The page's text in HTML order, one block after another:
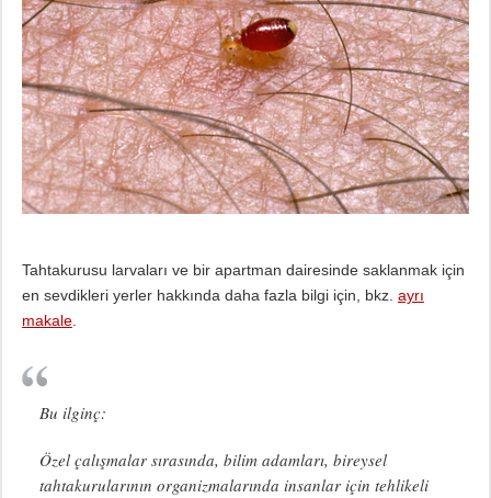
Tahtakurusu larvaları ve bir apartman dairesinde saklanmak için
en sevdikleri yerler hakkında daha fazla bilgi için, bkz. ayrı
makale.
Bu ilginç:
Özel çalışmalar sırasında, bilim adamları, bireysel
tahtakurularının organizmalarında insanlar için tehlikeli